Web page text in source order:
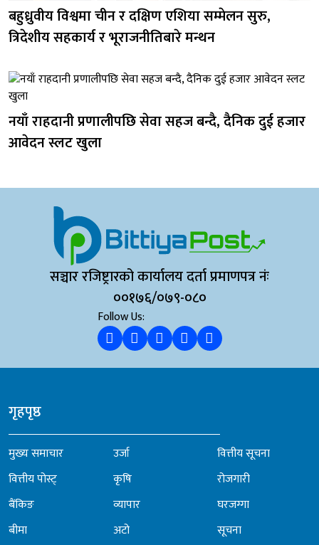
बहुध्रुवीय विश्वमा चीन र दक्षिण एशिया सम्मेलन सुरु,
त्रिदेशीय सहकार्य र भूराजनीतिबारे मन्थन
नयाँ राहदानी प्रणालीपछि सेवा सहज बन्दै, दैनिक दुई हजार
आवेदन स्लट खुला
सञ्चार रजिष्ट्रारको कार्यालय दर्ता प्रमाणपत्र नंः
००१७६/०७९-०८०
Follow Us:
गृहपृष्ठ
मुख्य समाचार
वित्तीय पोस्ट्
बैंकिङ
बीमा
उर्जा
कृषि
व्यापार
अटो
वित्तीय सूचना
रोजगारी
घरजग्गा
सूचना